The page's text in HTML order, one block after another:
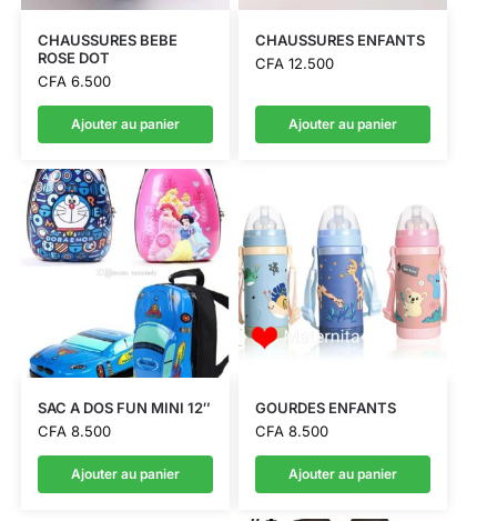
CHAUSSURES BEBE
ROSE DOT
CFA6.500
Ajouter au panier
CHAUSSURES ENFANTS
CFA12.500
Ajouter au panier
SAC A DOS FUN MINI 12″
CFA8.500
Ajouter au panier
GOURDES ENFANTS
CFA8.500
Ajouter au panier